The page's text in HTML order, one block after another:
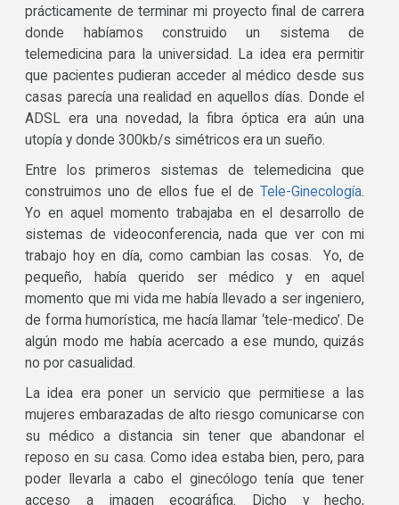
prácticamente de terminar mi proyecto final de carrera
donde habíamos construido un sistema de
telemedicina para la universidad. La idea era permitir
que pacientes pudieran acceder al médico desde sus
casas parecía una realidad en aquellos días. Donde el
ADSL era una novedad, la fibra óptica era aún una
utopía y donde 300kb/s simétricos era un sueño.
Entre los primeros sistemas de telemedicina que
construimos uno de ellos fue el deTele-Ginecología.
Yo en aquel momento trabajaba en el desarrollo de
sistemas de videoconferencia, nada que ver con mi
trabajo hoy en día, como cambian las cosas. Yo, de
pequeño, había querido ser médico y en aquel
momento que mi vida me había llevado a ser ingeniero,
de forma humorística, me hacía llamar ‘tele-medico’. De
algún modo me había acercado a ese mundo, quizás
no por casualidad.
La idea era poner un servicio que permitiese a las
mujeres embarazadas de alto riesgo comunicarse con
su médico a distancia sin tener que abandonar el
reposo en su casa. Como idea estaba bien, pero, para
poder llevarla a cabo el ginecólogo tenía que tener
acceso a imagen ecográfica. Dicho y hecho,